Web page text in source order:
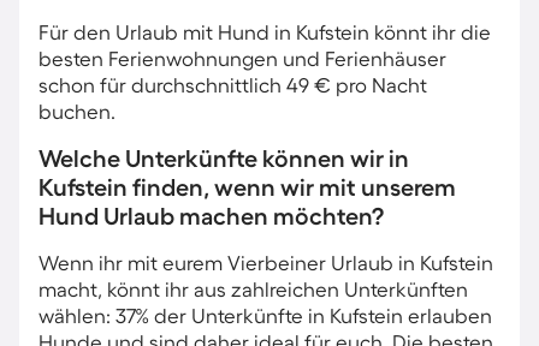
Für den Urlaub mit Hund in Kufstein könnt ihr die
besten Ferienwohnungen und Ferienhäuser
schon für durchschnittlich 49 € pro Nacht
buchen.
Welche Unterkünfte können wir in
Kufstein finden, wenn wir mit unserem
Hund Urlaub machen möchten?
Wenn ihr mit eurem Vierbeiner Urlaub in Kufstein
macht, könnt ihr aus zahlreichen Unterkünften
wählen: 37% der Unterkünfte in Kufstein erlauben